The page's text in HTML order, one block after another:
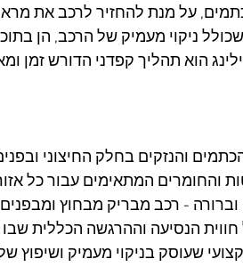
על מנת להחזיר לרכב את
ניקוי מעמיק של הרכב, הן בתוכו
הוא תהליך קפדני הדורש זמן
והנזקים בחלק החיצוני
והחומרים המתאימים עבור כל
וברורה - רכב מבריק מבחוץ
הנסיעה וההרגשה הכללית
שעוסק בניקוי מעמיק ושיפוץ